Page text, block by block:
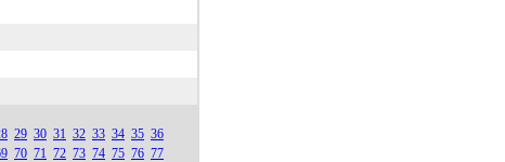
29 30 31 32 33 34 35 36
70 71 72 73 74 75 76 77